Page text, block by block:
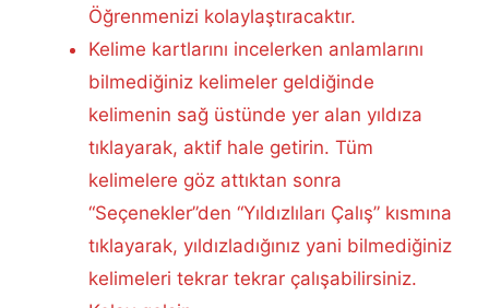
Öğrenmenizi kolaylaştıracaktır.
Kelime kartlarını incelerken anlamlarını
bilmediğiniz kelimeler geldiğinde
kelimenin sağ üstünde yer alan yıldıza
tıklayarak, aktif hale getirin. Tüm
kelimelere göz attıktan sonra
“Seçenekler”den “Yıldızlıları Çalış” kısmına
tıklayarak, yıldızladığınız yani bilmediğiniz
kelimeleri tekrar tekrar çalışabilirsiniz.